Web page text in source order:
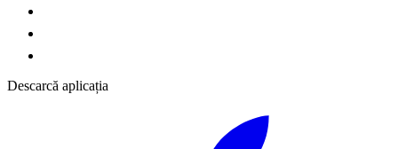
Descarcă aplicația